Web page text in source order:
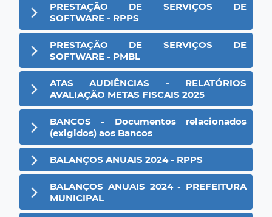
PRESTAÇÃO DE SERVIÇOS DE
SOFTWARE - RPPS
PRESTAÇÃO DE SERVIÇOS DE
SOFTWARE - PMBL
ATAS AUDIÊNCIAS - RELATÓRIOS
AVALIAÇÃO METAS FISCAIS 2025
BANCOS - Documentos relacionados
(exigidos) aos Bancos
BALANÇOS ANUAIS 2024 - RPPS
BALANÇOS ANUAIS 2024 - PREFEITURA
MUNICIPAL